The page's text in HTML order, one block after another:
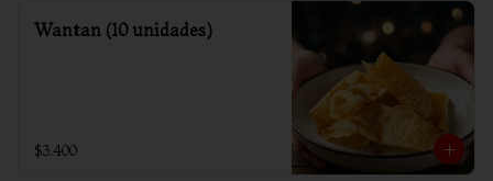
Wantan (10 unidades)
$3.400